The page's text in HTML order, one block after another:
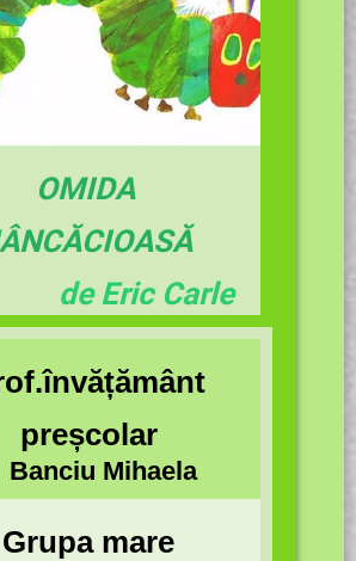
OMIDA
de Eric Carle
preșcolar
Banciu Mihaela
Grupa mare